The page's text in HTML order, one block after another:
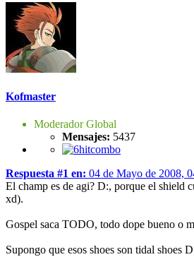
Kofmaster
Moderador Global
Mensajes: 5437
Respuesta #1 en: 04 de Mayo de 2008,
El champ es de agi? D:, porque el shield
xd).
Gospel saca TODO, todo dope bueno o
Supongo que esos shoes son tidal shoes